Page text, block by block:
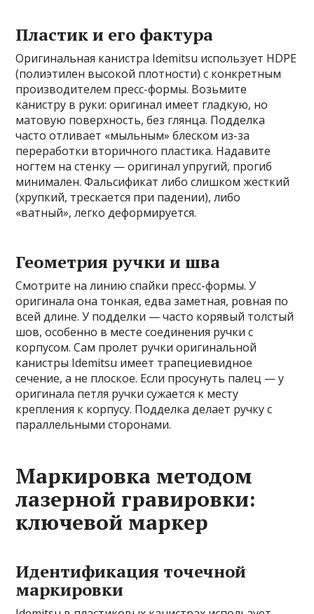
Пластик и его фактура
Оригинальная канистра Idemitsu использует HDPE
(полиэтилен высокой плотности) с конкретным
производителем пресс-формы. Возьмите
канистру в руки: оригинал имеет гладкую, но
матовую поверхность, без глянца. Подделка
часто отливает «мыльным» блеском из-за
переработки вторичного пластика. Надавите
ногтем на стенку — оригинал упругий, прогиб
минимален. Фальсификат либо слишком жесткий
(хрупкий, трескается при падении), либо
«ватный», легко деформируется.
Геометрия ручки и шва
Смотрите на линию спайки пресс-формы. У
оригинала она тонкая, едва заметная, ровная по
всей длине. У подделки — часто корявый толстый
шов, особенно в месте соединения ручки с
корпусом. Сам пролет ручки оригинальной
канистры Idemitsu имеет трапециевидное
сечение, а не плоское. Если просунуть палец — у
оригинала петля ручки сужается к месту
крепления к корпусу. Подделка делает ручку с
параллельными сторонами.
Маркировка методом
лазерной гравировки:
ключевой маркер
Идентификация точечной
маркировки